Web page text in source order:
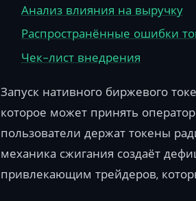
Анализ влияния на выручку
Распространённые ошибки
Чек-лист внедрения
Запуск нативного биржевого
которое может принять
пользователи держат токены
механика сжигания создаёт
привлекающим трейдеров,